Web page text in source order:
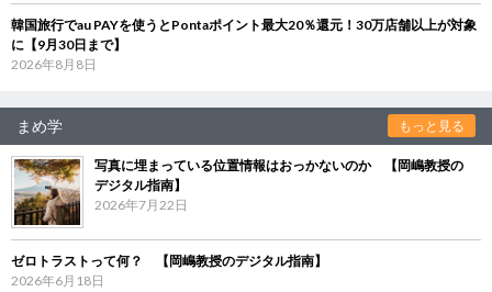
韓国旅行でau PAYを使うとPontaポイント最大20％還元！30万店舗以上が対象
に【9月30日まで】
2026年8月8日
まめ学 もっと見る
写真に埋まっている位置情報はおっかないのか 【岡嶋教授の
デジタル指南】
2026年7月22日
ゼロトラストって何？ 【岡嶋教授のデジタル指南】
2026年6月18日